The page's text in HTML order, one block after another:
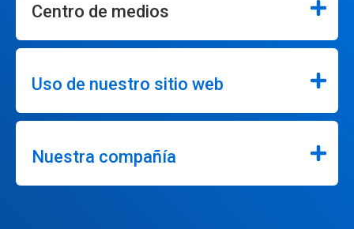
Centro de medios
Uso de nuestro sitio web
Nuestra compañía